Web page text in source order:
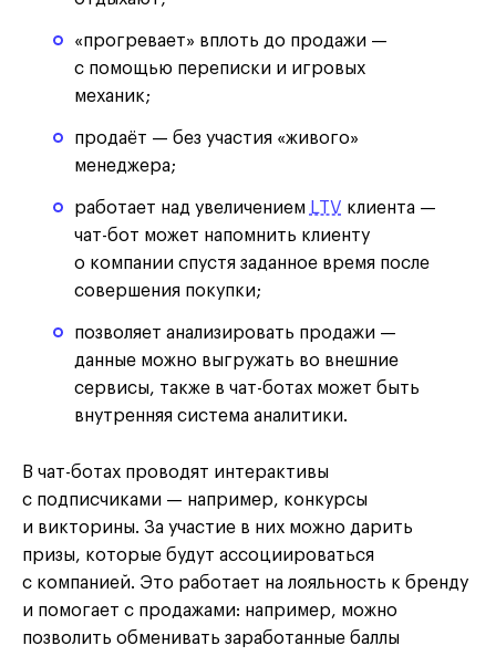
«прогревает» вплоть до продажи —
с помощью переписки и игровых
механик;
продаёт — без участия «живого»
менеджера;
работает над увеличением LTV клиента —
чат-бот может напомнить клиенту
о компании спустя заданное время после
совершения покупки;
позволяет анализировать продажи —
данные можно выгружать во внешние
сервисы, также в чат-ботах может быть
внутренняя система аналитики.
В чат-ботах проводят интерактивы
с подписчиками — например, конкурсы
и викторины. За участие в них можно дарить
призы, которые будут ассоциироваться
с компанией. Это работает на лояльность к бренду
и помогает с продажами: например, можно
позволить обменивать заработанные баллы